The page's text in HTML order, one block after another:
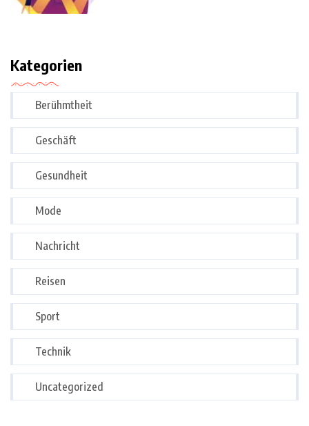
Kategorien
Berühmtheit
Geschäft
Gesundheit
Mode
Nachricht
Reisen
Sport
Technik
Uncategorized